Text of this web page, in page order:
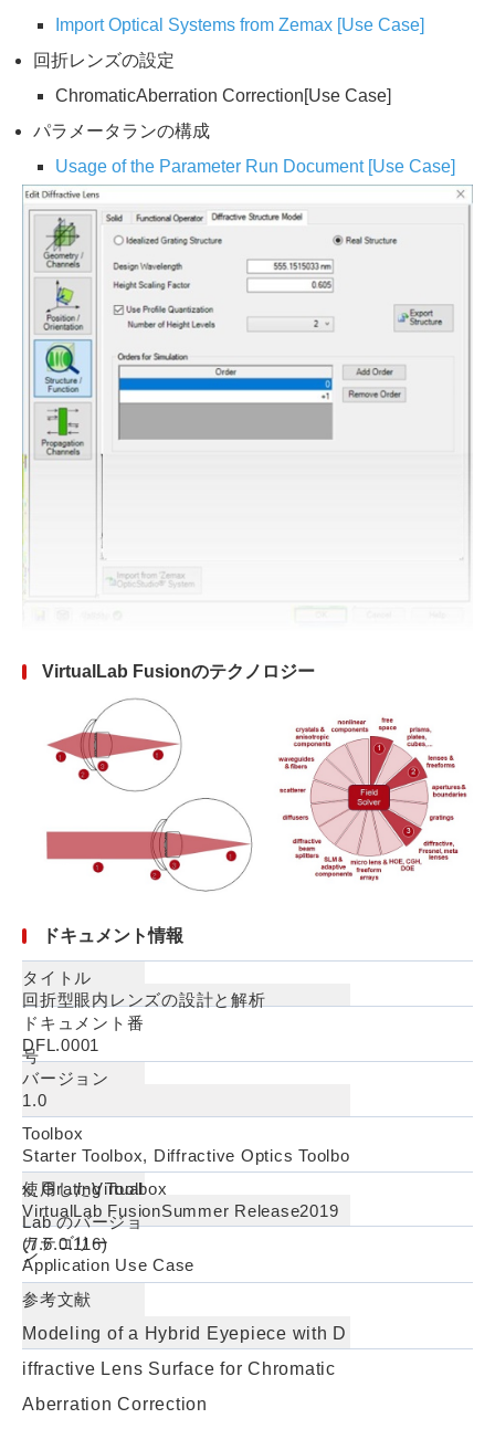
Import Optical Systems from Zemax [Use Case]
回折レンズの設定
ChromaticAberration Correction[Use Case]
パラメータランの構成
Usage of the Parameter Run Document [Use Case]
VirtualLab Fusionのテクノロジー
ドキュメント情報
タイトル
回折型眼内レンズの設計と解析
ドキュメント番
号
DFL.0001
バージョン
1.0
Toolbox
Starter Toolbox, Diffractive Optics Toolbo
x, Grating Toolbox
使用したVirtual
Lab のバージョ
ン
VirtualLab FusionSummer Release2019
(7.6.0.116)
カテゴリー
Application Use Case
参考文献
Modeling of a Hybrid Eyepiece with D
iffractive Lens Surface for Chromatic
Aberration Correction